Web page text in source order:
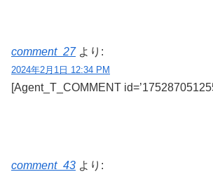
comment_27 より:
2024年2月1日 12:34 PM
[Agent_T_COMMENT
comment_43 より: